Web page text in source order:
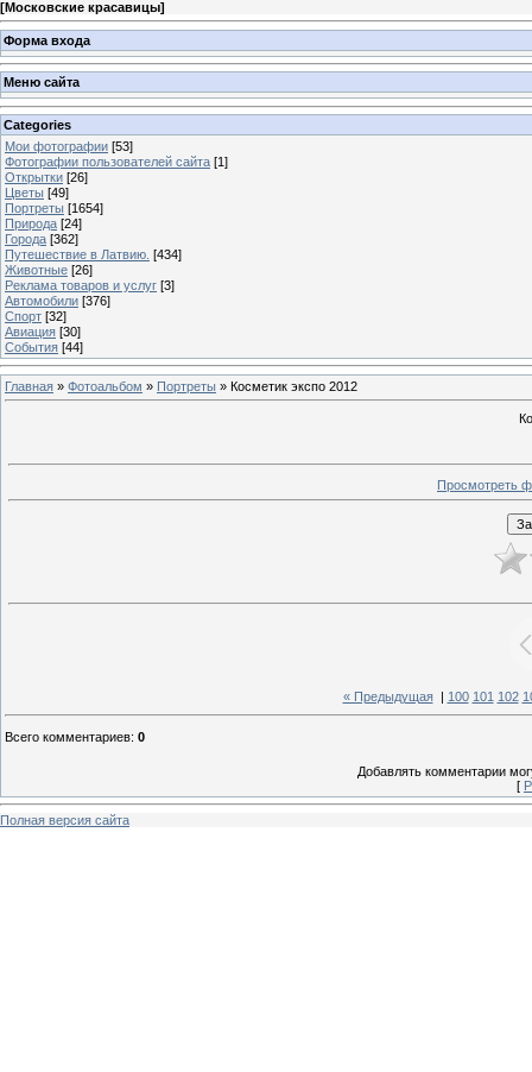
[Московские красавицы]
Форма входа
Меню сайта
Categories
Мои фотографии [53]
Фотографии пользователей сайта [1]
Открытки [26]
Цветы [49]
Портреты [1654]
Природа [24]
Города [362]
Путешествие в Латвию. [434]
Животные [26]
Реклама товаров и услуг [3]
Автомобили [376]
Спорт [32]
Авиация [30]
События [44]
Главная » Фотоальбом » Портреты » Косметик экспо 2012
Просмотреть
« Предыдущая| 100 101 102
Всего комментариев: 0
Добавлять комментарии
[
Полная версия сайта